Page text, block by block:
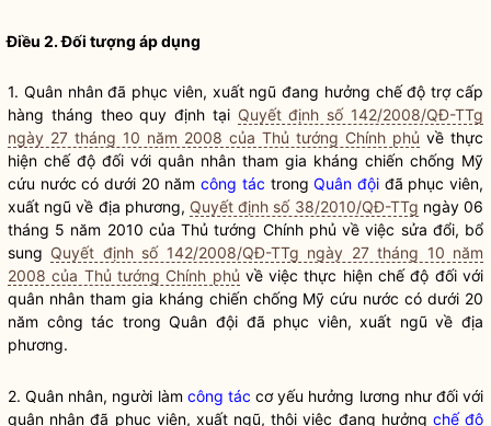
Điều 2. Đối tượng áp dụng
1. Quân nhân đã phục viên, xuất ngũ đang hưởng chế độ trợ cấp
hàng tháng theo quy định tại Quyết định số 142/2008/QĐ-TTg
ngày 27 tháng 10 năm 2008 của Thủ tướng Chính phủ về thực
hiện chế độ đối với quân nhân tham gia kháng chiến chống Mỹ
cứu nước có dưới 20 nămcông tác trongQuân độiđã phục viên,
xuất ngũ về địa phương, Quyết định số 38/2010/QĐ-TTg ngày 06
tháng 5 năm 2010 của Thủ tướng Chính phủ về việc sửa đổi, bổ
sung Quyết định số 142/2008/QĐ-TTg ngày 27 tháng 10 năm
2008 của Thủ tướng Chính phủ về việc thực hiện chế độ đối với
quân nhân tham gia kháng chiến chống Mỹ cứu nước có dưới 20
năm công tác trongQuân độiđã phục viên, xuất ngũ về địa
phương.
2. Quân nhân, người làm công tác cơ yếu hưởng lương như đối với
quân nhân đã phục viên, xuất ngũ, thôi việc đang hưởng chế độ